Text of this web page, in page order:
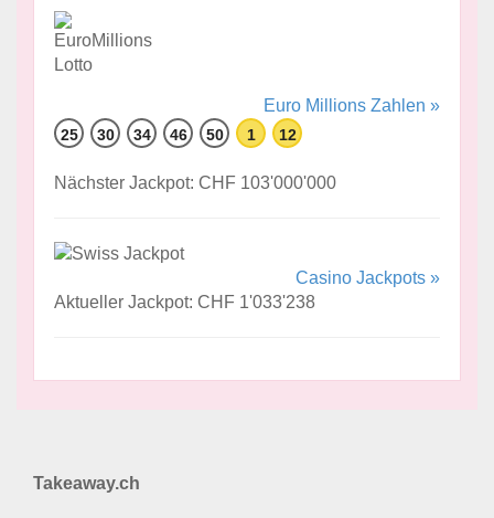
Euro Millions Zahlen »
25 30 34 46 50 1 12
Nächster Jackpot: CHF 103'000'000
Casino Jackpots »
Aktueller Jackpot: CHF 1'033'238
Takeaway.ch